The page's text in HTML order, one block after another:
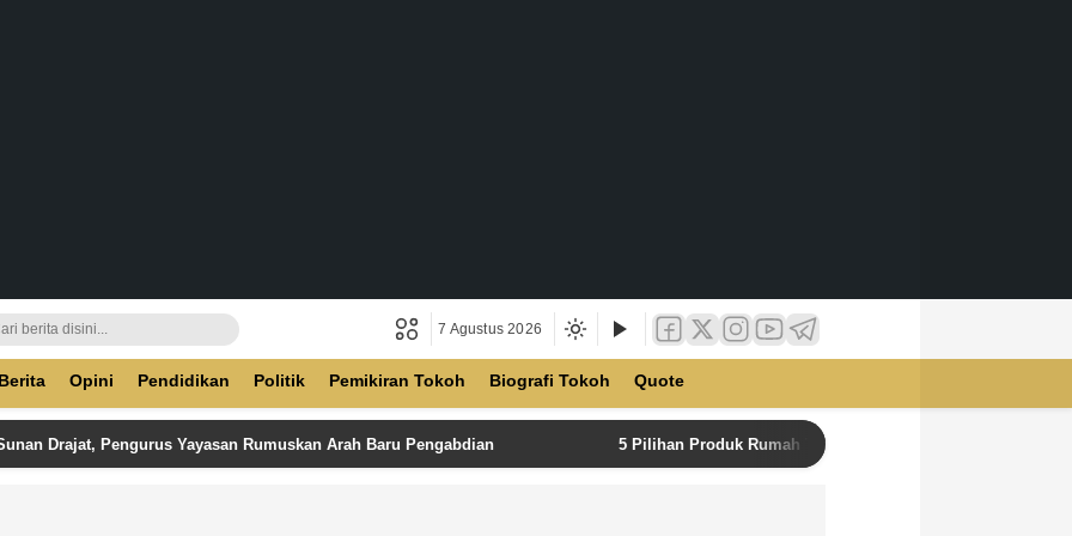
7 Agustus 2026
Berita Opini Pendidikan Politik Pemikiran Tokoh Biografi Tokoh Quote
Drajat, Pengurus Yayasan Rumuskan Arah Baru Pengabdian 5 Pilihan Produk Rumah Tangga Terbaik di Unilever Store